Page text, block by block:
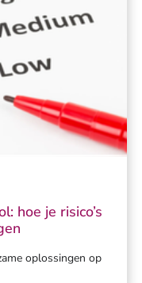
hoe je risico’s
oplossingen op